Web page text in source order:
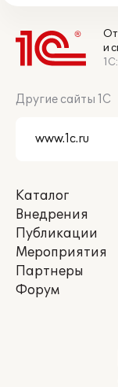
и
Другие сайты 1С
Каталог
Внедрения
Публикации
Мероприятия
Партнеры
Форум